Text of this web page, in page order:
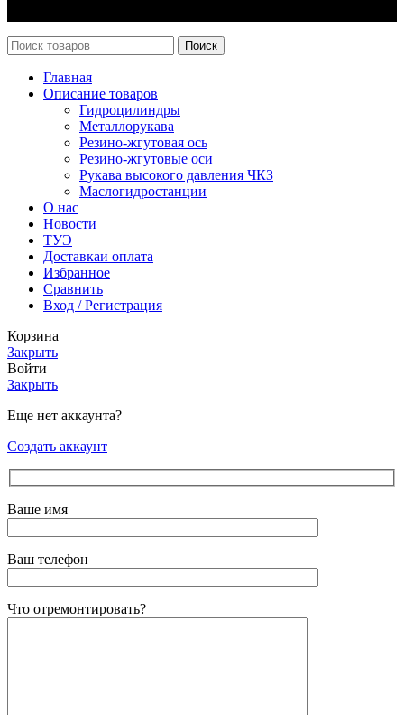
Поиск
Главная
Описание товаров
Гидроцилиндры
Металлорукава
Резино-жгутовая ось
Резино-жгутовые оси
Рукава высокого давления ЧКЗ
Маслогидростанции
О нас
Новости
ТУЭ
Доставкаи оплата
Избранное
Сравнить
Вход / Регистрация
Корзина
Закрыть
Войти
Закрыть
Еще нет аккаунта?
Создать аккаунт
Ваше имя
Ваш телефон
Что отремонтировать?